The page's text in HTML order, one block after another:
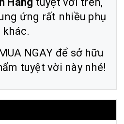
ứng rất nhiều phụ
NGAY để sở hữu
tuyệt vời này nhé!